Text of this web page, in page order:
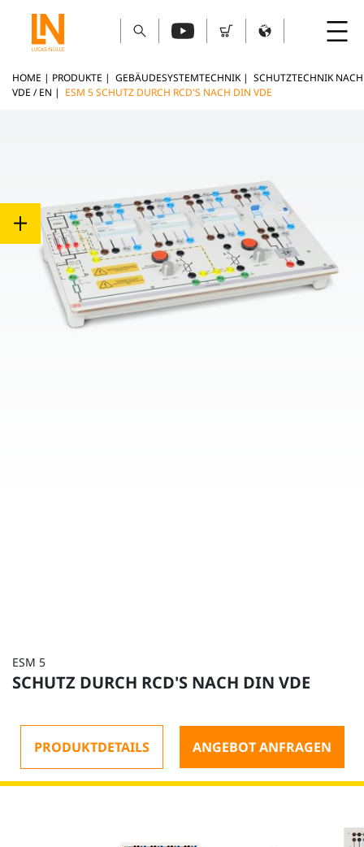
HOME | PRODUKTE | GEBÄUDESYSTEMTECHNIK | SCHUTZTECHNIK NACH
VDE / EN | ESM 5 SCHUTZ DURCH RCD'S NACH DIN VDE
ESM 5
SCHUTZ DURCH RCD'S NACH DIN VDE
PRODUKTDETAILS ANGEBOT ANFRAGEN